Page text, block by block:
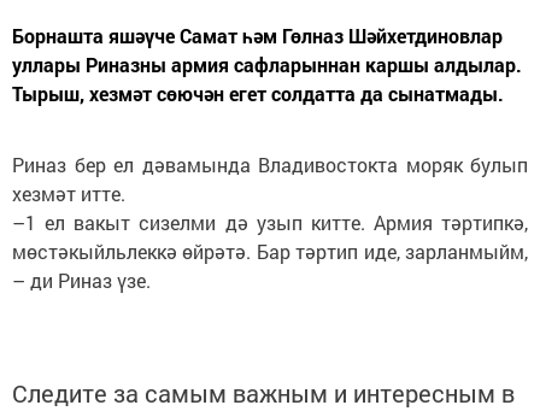
Борнашта яшәүче Самат һәм Гөлназ Шәйхетдиновлар
уллары Риназны армия сафларыннан каршы алдылар.
Тырыш, хезмәт сөючән егет солдатта да сынатмады.
Риназ бер ел дәвамында Владивостокта моряк булып
хезмәт итте.
–1 ел вакыт сизелми дә узып китте. Армия тәртипкә,
мөстәкыйльлеккә өйрәтә. Бар тәртип иде, зарланмыйм,
– ди Риназ үзе.
Следите за самым важным и интересным в